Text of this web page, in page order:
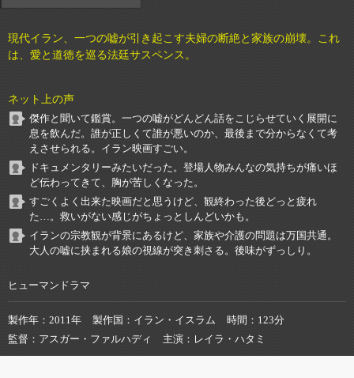
現代イラン、一つの嘘が引き起こす夫婦の断絶と家族の崩壊。これ
は、愛と道徳を巡る法廷サスペンス。
ネット上の声
傑作と聞いて鑑賞。一つの嘘がどんどん話をこじらせていく展開に
息を飲んだ。誰が正しくて誰が悪いのか、最後まで分からなくて考
えさせられる。イラン映画すごい。
ドキュメンタリーみたいだった。登場人物みんなの気持ちが痛いほ
ど伝わってきて、胸が苦しくなった。
すごくよく出来た映画だと思うけど、観終わった後どっと疲れ
た…。救いがない感じがちょっとしんどいかも。
イランの宗教観が背景にあるけど、家族や介護の問題は万国共通。
大人の嘘に挟まれる娘の視線が突き刺さる。後味がずっしり。
ヒューマンドラマ
製作年 2011年 製作国 イラン・イスラム 時間
123分
監督
アスガー・ファルハディ 主演 レイラ・ハタミ